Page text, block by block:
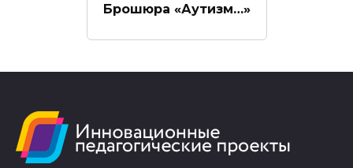
Брошюра «Аутизм…»